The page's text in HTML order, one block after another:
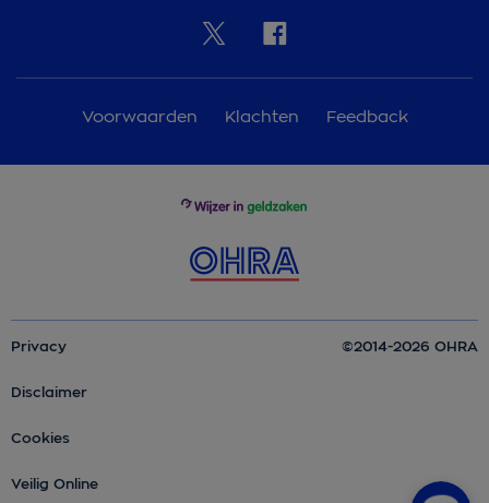
Voorwaarden Klachten Feedback
Privacy
Disclaimer
Cookies
Veilig Online
©2014-2026 OHRA